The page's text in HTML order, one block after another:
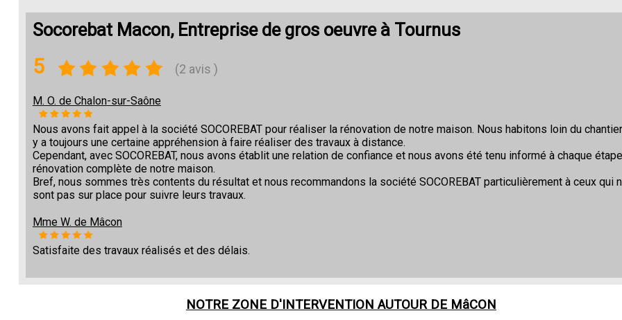
Socorebat Macon, Entreprise de gros oeuvre à Tournus
5 (2 avis )
M. O. de Chalon-sur-Saône
Nous avons fait appel à la société SOCOREBAT pour réaliser la rénovation de notre maison. Nous habitons loin du
y a toujours une certaine appréhension à faire réaliser des travaux à distance.
Cependant, avec SOCOREBAT, nous avons établit une relation de confiance et nous avons été tenu informé à chaque
rénovation complète de notre maison.
Bref, nous sommes très contents du résultat et nous recommandons la société SOCOREBAT particulièrement à ceux qui
sont pas sur place pour suivre leurs travaux.
Mme W. de Mâcon
Satisfaite des travaux réalisés et des délais.
NOTRE ZONE D'INTERVENTION AUTOUR DE MâCON